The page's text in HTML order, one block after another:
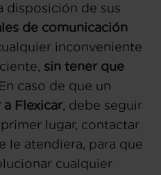
disposición de sus
de comunicación
inconveniente
sin tener que
En caso de que un
a Flexicar, debe seguir
lugar, contactar
le atendiera, para que
cualquier